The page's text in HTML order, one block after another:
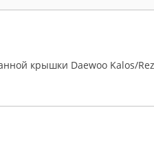
крышки Daewoo Kalos/